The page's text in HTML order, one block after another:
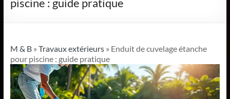
béton
piscine : guide pratique
M & B» Travaux extérieurs» Enduit de cuvelage étanche
pour piscine : guide pratique